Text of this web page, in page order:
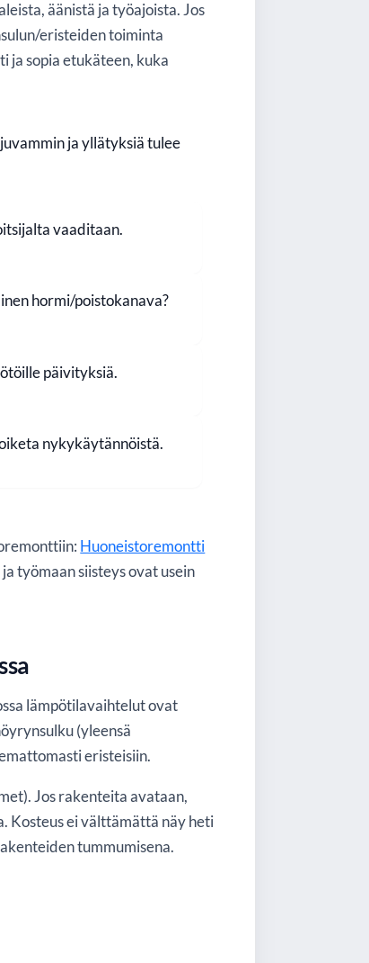
äänistä ja työajoista. Jos
eristeiden toiminta
ja sopia etukäteen, kuka
ja yllätyksiä tulee
vaaditaan.
hormi/poistokanava?
päivityksiä.
nykykäytännöistä.
Huoneistoremontti
työmaan siisteys ovat usein
lämpötilavaihtelut ovat
(yleensä
eristeisiin.
Jos rakenteita avataan,
Kosteus ei välttämättä näy heti
tummumisena.